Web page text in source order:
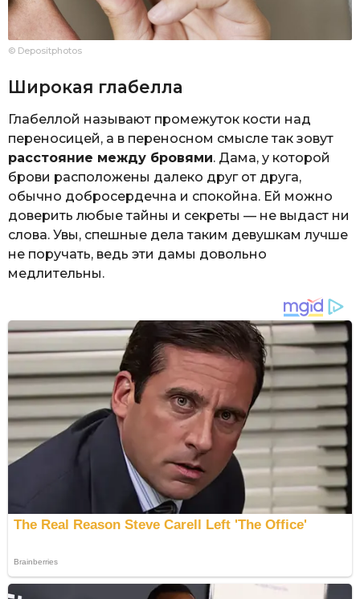
© Depositphotos
Широкая глабелла
Глабеллой называют промежуток кости над
переносицей, а в переносном смысле так зовут
расстояние между бровями. Дама, у которой
брови расположены далеко друг от друга,
обычно добросердечна и спокойна. Ей можно
доверить любые тайны и секреты — не выдаст ни
слова. Увы, спешные дела таким девушкам лучше
не поручать, ведь эти дамы довольно
медлительны.